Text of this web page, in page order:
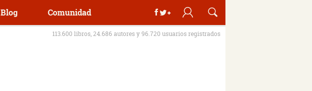
Blog Comunidad
113.600 libros, 24.686 autores y 96.720 usuarios registrados